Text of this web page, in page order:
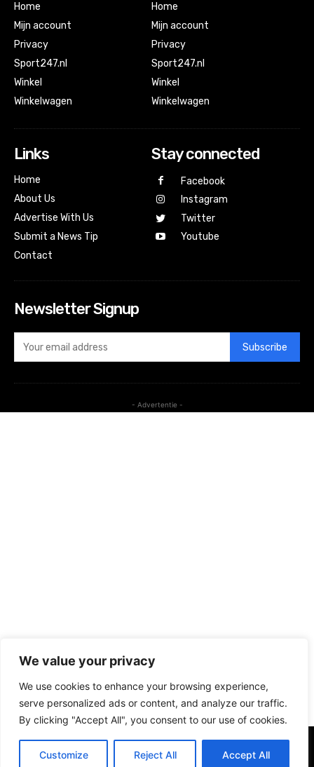
We value your privacy
We use cookies to enhance your browsing experience,
serve personalized ads or content, and analyze our traffic.
By clicking "Accept All", you consent to our use of cookies.
Customize Reject All Accept All
Home
Mijn account
Privacy
Sport247.nl
Winkel
Winkelwagen
Home
Mijn account
Privacy
Sport247.nl
Winkel
Winkelwagen
Links
Home
About Us
Advertise With Us
Submit a News Tip
Contact
Stay connected
Facebook
Instagram
Twitter
Youtube
Newsletter Signup
Subscribe
- Advertentie -